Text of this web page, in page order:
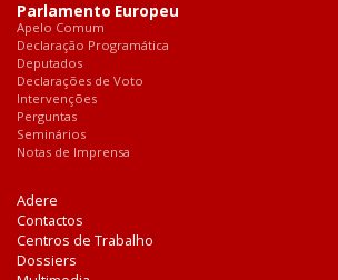
Parlamento Europeu
Apelo Comum
Declaração Programática
Deputados
Declarações de Voto
Intervenções
Perguntas
Seminários
Notas de Imprensa
Adere
Contactos
Centros de Trabalho
Dossiers